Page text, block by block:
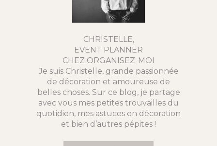
CHRISTELLE,
EVENT PLANNER
CHEZ ORGANISEZ-MOI
Je suis Christelle, grande passionnée
de décoration et amoureuse de
belles choses. Sur ce blog, je partage
avec vous mes petites trouvailles du
quotidien, mes astuces en décoration
et bien d’autres pépites !